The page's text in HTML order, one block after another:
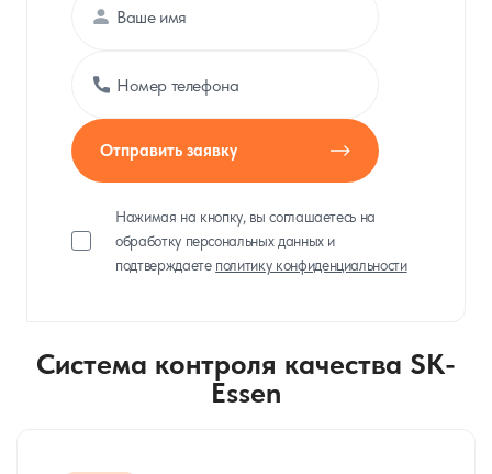
Отправить заявку
Нажимая на кнопку, вы соглашаетесь на
обработку персональных данных и
подтверждаете политику конфиденциальности
Система контроля качества SK-
Essen